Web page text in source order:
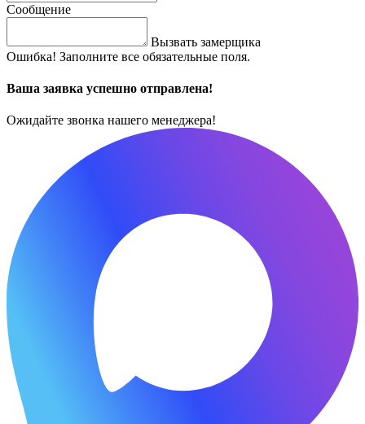
Сообщение
Вызвать замерщика
Ошибка! Заполните все обязательные поля.
Ваша заявка успешно отправлена!
Ожидайте звонка нашего менеджера!